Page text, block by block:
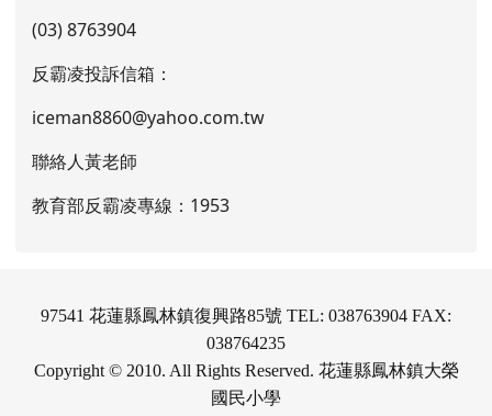
（03) 8763904#15
反霸凌投訴電話：
(03) 8763904
反霸凌投訴信箱：
iceman8860@yahoo.com.tw
97541 花蓮縣鳳林鎮復興路85號 TEL: 038763904 FAX: